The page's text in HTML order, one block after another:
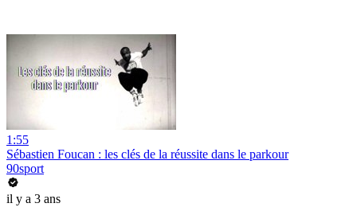
1:55
Sébastien Foucan : les clés de la réussite dans le parkour
90sport
il y a 3 ans